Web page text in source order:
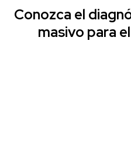
Conozca el
masivo para